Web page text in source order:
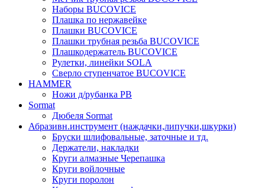
Наборы BUCOVICE
Плашка по нержавейке
Плашки BUCOVICE
Плашки трубная резьба BUCOVICE
Плашкодержатель BUCOVICE
Рулетки, линейки SOLA
Сверло ступенчатое BUCOVICE
HAMMER
Ножи д/рубанка РВ
Sormat
Дюбеля Sormat
Абразивн.инструмент (наждачки,липучки,шкурки)
Бруски шлифовальные, заточные и тд.
Держатели, накладки
Круги алмазные Черепашка
Круги войлочные
Круги поролон